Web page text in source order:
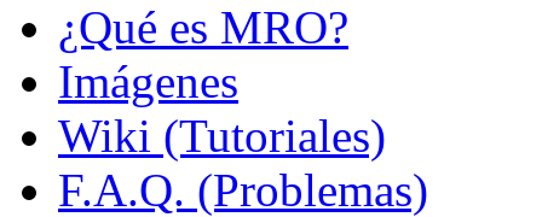
¿Qué es MRO?
Imágenes
Wiki (Tutoriales)
F.A.Q. (Problemas)